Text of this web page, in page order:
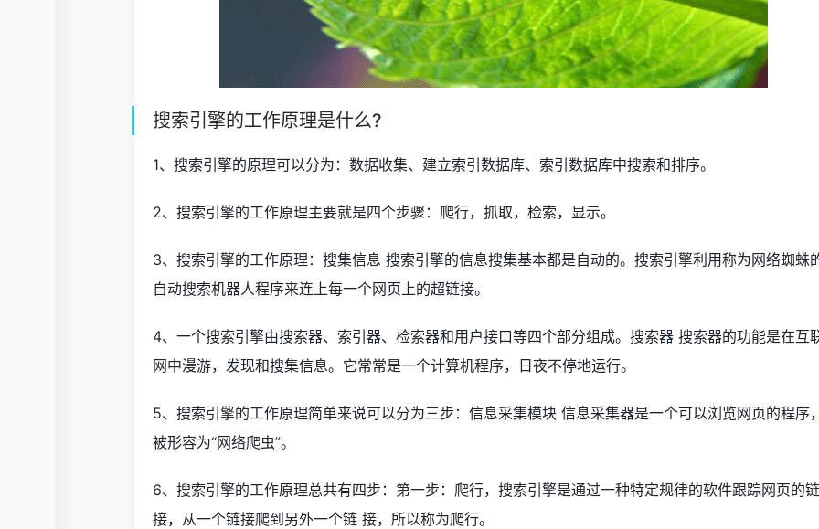
搜索引擎的工作原理是什么?
1、搜索引擎的原理可以分为：数据收集、建立索引数据库、索引数据库中搜索和排序。
2、搜索引擎的工作原理主要就是四个步骤：爬行，抓取，检索，显示。
3、搜索引擎的工作原理：搜集信息 搜索引擎的信息搜集基本都是自动的。搜索引擎利用称为网络蜘蛛
自动搜索机器人程序来连上每一个网页上的超链接。
4、一个搜索引擎由搜索器、索引器、检索器和用户接口等四个部分组成。搜索器 搜索器的功能是在互
网中漫游，发现和搜集信息。它常常是一个计算机程序，日夜不停地运行。
5、搜索引擎的工作原理简单来说可以分为三步：信息采集模块 信息采集器是一个可以浏览网页的程序，
被形容为“网络爬虫”。
6、搜索引擎的工作原理总共有四步：第一步：爬行，搜索引擎是通过一种特定规律的软件跟踪网页的链
接，从一个链接爬到另外一个链 接，所以称为爬行。